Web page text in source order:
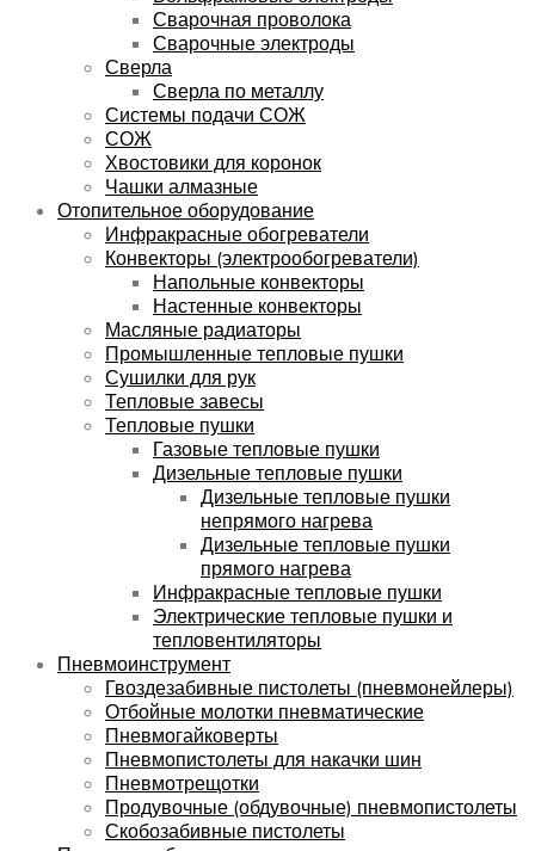
Сварочная проволока
Сварочные электроды
Сверла
Сверла по металлу
Системы подачи СОЖ
СОЖ
Хвостовики для коронок
Чашки алмазные
Отопительное оборудование
Инфракрасные обогреватели
Конвекторы (электрообогреватели)
Напольные конвекторы
Настенные конвекторы
Масляные радиаторы
Промышленные тепловые пушки
Сушилки для рук
Тепловые завесы
Тепловые пушки
Газовые тепловые пушки
Дизельные тепловые пушки
Дизельные тепловые пушки
непрямого нагрева
Дизельные тепловые пушки
прямого нагрева
Инфракрасные тепловые пушки
Электрические тепловые пушки и
тепловентиляторы
Пневмоинструмент
Гвоздезабивные пистолеты (пневмонейлеры)
Отбойные молотки пневматические
Пневмогайковерты
Пневмопистолеты для накачки шин
Пневмотрещотки
Продувочные (обдувочные) пневмопистолеты
Скобозабивные пистолеты